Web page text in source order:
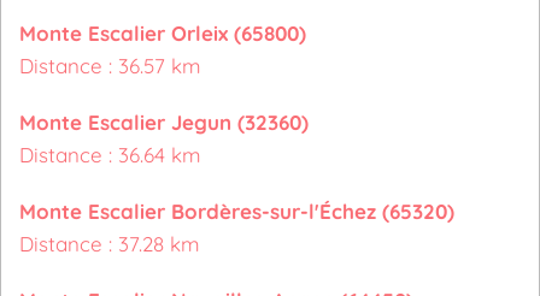
Monte Escalier Orleix (65800)
Distance : 36.57 km
Monte Escalier Jegun (32360)
Distance : 36.64 km
Monte Escalier Bordères-sur-l'Échez (65320)
Distance : 37.28 km